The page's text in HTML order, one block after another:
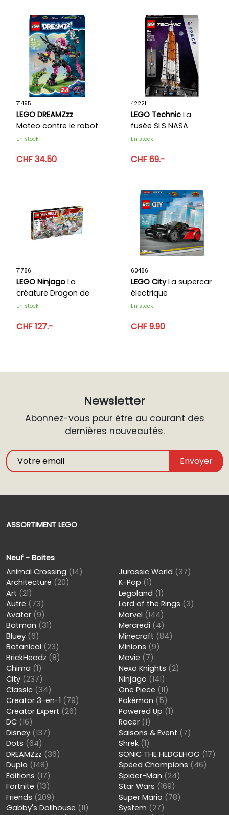
71495
LEGO DREAMZzz
Mateo contre le robot
Cyber cerveau
En stock
CHF 34.50
42221
LEGO Technic La
fusée SLS NASA
Artemis
En stock
CHF 69.-
71786
LEGO Ninjago La
créature Dragon de
glace de Zane
En stock
CHF 127.-
60486
LEGO CityLa supercar
électrique
En stock
CHF 9.90
Newsletter
Abonnez-vous pour être au courant des
dernières nouveautés.
Envoyer
ASSORTIMENT LEGO
Neuf - Boites
Animal Crossing (14)
Architecture (20)
Art (21)
Autre (73)
Avatar (9)
Batman (31)
Bluey (6)
Botanical (23)
BrickHeadz (8)
Chima (1)
City (237)
Classic (34)
Creator 3-en-1 (79)
Creator Expert (26)
DC (16)
Disney (137)
Dots (64)
DREAMZzz (36)
Duplo (148)
Editions (17)
Fortnite (13)
Friends (209)
Gabby's Dollhouse (11)
Jurassic World (37)
K-Pop (1)
Legoland (1)
Lord of the Rings (3)
Marvel (144)
Mercredi (4)
Minecraft (84)
Minions (9)
Movie (7)
Nexo Knights (2)
Ninjago (141)
One Piece (11)
Pokémon (5)
Powered Up (1)
Racer (1)
Saisons & Event (7)
Shrek (1)
SONIC THE HEDGEHOG (17)
Speed Champions (46)
Spider-Man (24)
Star Wars (169)
Super Mario (78)
System (27)